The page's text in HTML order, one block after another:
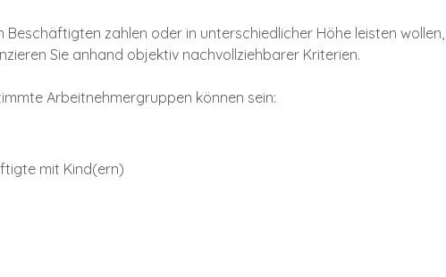
zahlen oder in unterschiedlicher Höhe leisten wollen,
Sie anhand objektiv nachvollziehbarer Kriterien.
Arbeitnehmergruppen können sein:
mit Kind(ern)